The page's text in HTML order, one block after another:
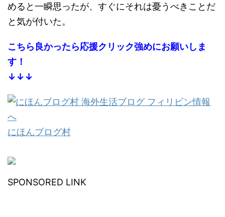
めると一瞬思ったが、すぐにそれは憂うべきことだ
と気が付いた。
こちら良かったら応援クリック強めにお願いしま
す！
↓↓↓
にほんブログ村
SPONSORED LINK